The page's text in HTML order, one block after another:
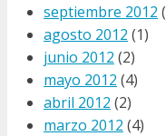
septiembre 2012
agosto 2012 (1)
junio 2012 (2)
mayo 2012 (4)
abril 2012 (2)
marzo 2012 (4)